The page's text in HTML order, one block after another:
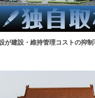
が建設・維持管理コストの抑